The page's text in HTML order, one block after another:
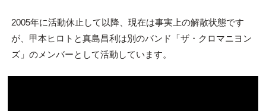
2005年に活動休止して以降、現在は事実上の解散状態です
が、甲本ヒロトと真島昌利は別のバンド「ザ・クロマニヨン
ズ」のメンバーとして活動しています。